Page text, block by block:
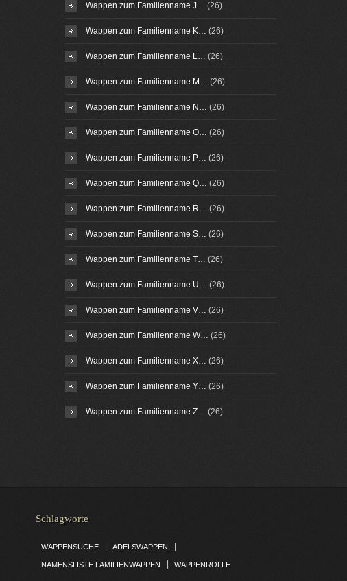
Wappen zum Familienname J… (26)
Wappen zum Familienname K… (26)
Wappen zum Familienname L… (26)
Wappen zum Familienname M… (26)
Wappen zum Familienname N… (26)
Wappen zum Familienname O… (26)
Wappen zum Familienname P… (26)
Wappen zum Familienname Q… (26)
Wappen zum Familienname R… (26)
Wappen zum Familienname S… (26)
Wappen zum Familienname T… (26)
Wappen zum Familienname U… (26)
Wappen zum Familienname V… (26)
Wappen zum Familienname W… (26)
Wappen zum Familienname X… (26)
Wappen zum Familienname Y… (26)
Wappen zum Familienname Z… (26)
Schlagworte
WAPPENSUCHE ADELSWAPPEN
NAMENSLISTE FAMILIENWAPPEN WAPPENROLLE